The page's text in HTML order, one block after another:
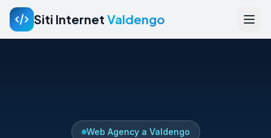
Siti Internet Valdengo
Web Agency a Valdengo